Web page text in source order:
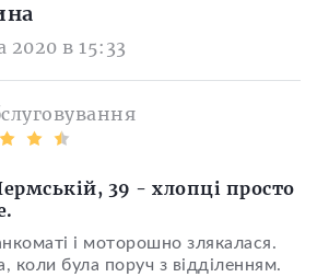
2020 в 15:33
39 - хлопці просто
і моторошно злякалася.
коли була поруч з відділенням.